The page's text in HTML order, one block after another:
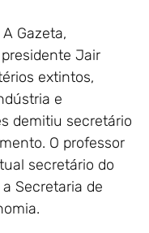
Gazeta,
Jair
extintos,
e
demitiu secretário
O professor
secretário do
Secretaria de